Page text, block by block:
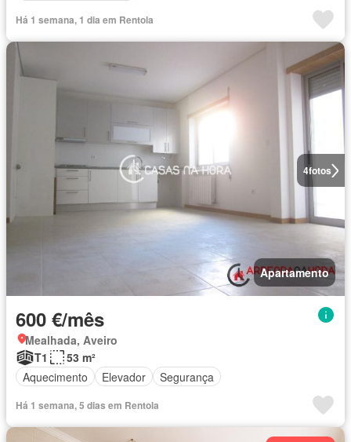
Há 1 semana, 1 dia em Rentola
4fotos
Apartamento
600 €/mês
Mealhada, Aveiro
T1
53 m²
Aquecimento
Elevador Segurança
Há 1 semana, 5 dias em Rentola